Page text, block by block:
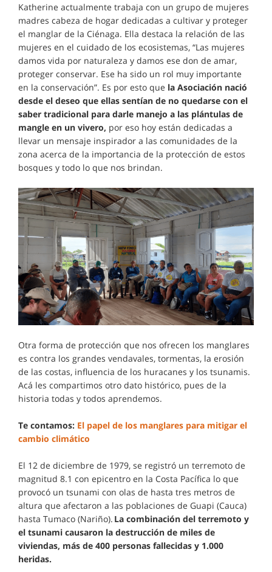
Katherine actualmente trabaja con un grupo de mujeres
madres cabeza de hogar dedicadas a cultivar y proteger
el manglar de la Ciénaga. Ella destaca la relación de las
mujeres en el cuidado de los ecosistemas, “Las mujeres
damos vida por naturaleza y damos ese don de amar,
proteger conservar. Ese ha sido un rol muy importante
en la conservación”. Es por esto que la Asociación nació
desde el deseo que ellas sentían de no quedarse con el
saber tradicional para darle manejo a las plántulas de
mangle en un vivero, por eso hoy están dedicadas a
llevar un mensaje inspirador a las comunidades de la
zona acerca de la importancia de la protección de estos
bosques y todo lo que nos brindan.
Otra forma de protección que nos ofrecen los manglares
es contra los grandes vendavales, tormentas, la erosión
de las costas, influencia de los huracanes y los tsunamis.
Acá les compartimos otro dato histórico, pues de la
historia todas y todos aprendemos.
Te contamos: El papel de los manglares para mitigar el
cambio climático
El 12 de diciembre de 1979, se registró un terremoto de
magnitud 8.1 con epicentro en la Costa Pacífica lo que
provocó un tsunami con olas de hasta tres metros de
altura que afectaron a las poblaciones de Guapi (Cauca)
hasta Tumaco (Nariño). La combinación del terremoto y
el tsunami causaron la destrucción de miles de
viviendas, más de 400 personas fallecidas y 1.000
heridas.